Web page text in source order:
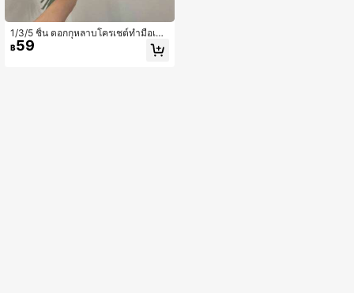
1/3/5 ชิ้น ดอกกุหลาบโครเชต์ทำมือเหมื
อนจริง, ช่อดอกกุหลาบไหมพรมโรแมน
ติก, เหมาะสำหรับตกแต่งบ้าน, ห้องนอ
฿59